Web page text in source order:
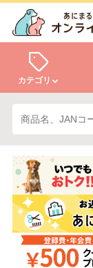
カテゴリ
犬
小動物・鳥
ドッグフード
ログイン
会員登録
あにまるキ
アフターサ